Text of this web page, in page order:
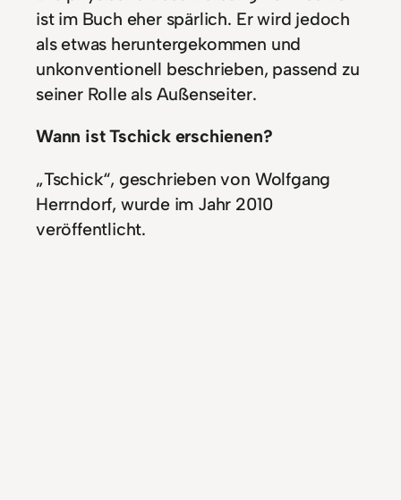
ist im Buch eher spärlich. Er wird jedoch
als etwas heruntergekommen und
unkonventionell beschrieben, passend zu
seiner Rolle als Außenseiter.
Wann ist Tschick erschienen?
„Tschick“, geschrieben von Wolfgang
Herrndorf, wurde im Jahr 2010
veröffentlicht.